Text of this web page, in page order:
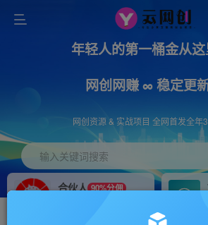
年轻人的第一桶金从
网创网赚 ∞ 稳定更
网创资源 & 实战项目 全网首发全年
输入关键词搜索
合伙人 90%分佣